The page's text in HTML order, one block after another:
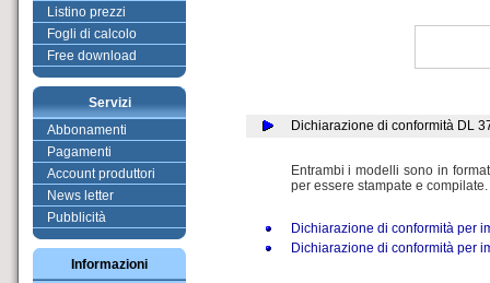
Listino prezzi
Fogli di calcolo
Free download
Servizi
Abbonamenti
Pagamenti
Account produttori
News letter
Pubblicità
Informazioni
Dichiarazione di conformità DL
Entrambi i modelli sono in
per essere stampate e compilate.
Dichiarazione di conformità per
Dichiarazione di conformità per